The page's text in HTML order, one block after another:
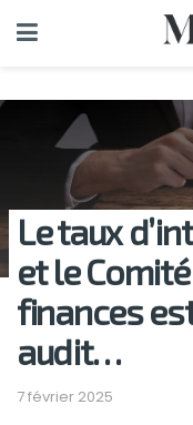
Le taux
et le
finances
audit…
7 février 2025